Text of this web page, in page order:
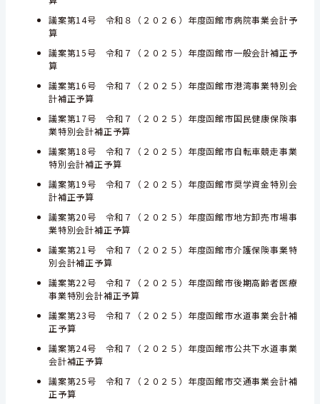
議案第14号 令和８（２０２６）年度函館市病院事業会計予
算
議案第15号 令和７（２０２５）年度函館市一般会計補正予
算
議案第16号 令和７（２０２５）年度函館市港湾事業特別会
計補正予算
議案第17号 令和７（２０２５）年度函館市国民健康保険事
業特別会計補正予算
議案第18号 令和７（２０２５）年度函館市自転車競走事業
特別会計補正予算
議案第19号 令和７（２０２５）年度函館市奨学資金特別会
計補正予算
議案第20号 令和７（２０２５）年度函館市地方卸売市場事
業特別会計補正予算
議案第21号 令和７（２０２５）年度函館市介護保険事業特
別会計補正予算
議案第22号 令和７（２０２５）年度函館市後期高齢者医療
事業特別会計補正予算
議案第23号 令和７（２０２５）年度函館市水道事業会計補
正予算
議案第24号 令和７（２０２５）年度函館市公共下水道事業
会計補正予算
議案第25号 令和７（２０２５）年度函館市交通事業会計補
正予算